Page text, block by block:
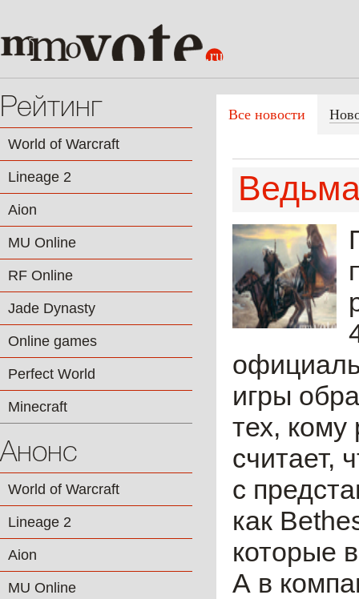
Рейтинг
World of Warcraft
Lineage 2
Aion
MU Online
RF Online
Jade Dynasty
Online games
Perfect World
Minecraft
Анонс
World of Warcraft
Lineage 2
Aion
MU Online
Все новости
игры
тех,
считает,
с
как
которые
А в